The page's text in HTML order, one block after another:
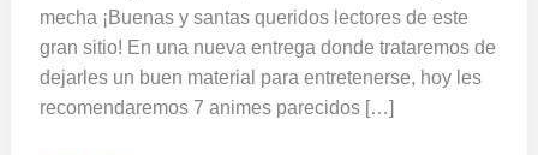
mecha ¡Buenas y santas queridos lectores de este
gran sitio! En una nueva entrega donde trataremos de
dejarles un buen material para entretenerse, hoy les
recomendaremos 7 animes parecidos […]